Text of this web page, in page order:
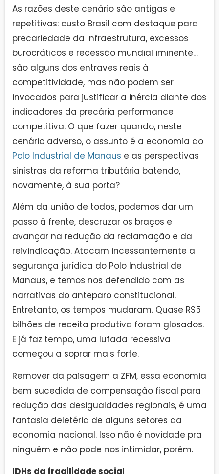
As razões deste cenário são antigas e
repetitivas: custo Brasil com destaque para
precariedade da infraestrutura, excessos
burocráticos e recessão mundial iminente…
são alguns dos entraves reais à
competitividade, mas não podem ser
invocados para justificar a inércia diante dos
indicadores da precária performance
competitiva. O que fazer quando, neste
cenário adverso, o assunto é a economia do
Polo Industrial de Manaus e as perspectivas
sinistras da reforma tributária batendo,
novamente, à sua porta?
Além da união de todos, podemos dar um
passo à frente, descruzar os braços e
avançar na redução da reclamação e da
reivindicação. Atacam incessantemente a
segurança jurídica do Polo Industrial de
Manaus, e temos nos defendido com as
narrativas do anteparo constitucional.
Entretanto, os tempos mudaram. Quase R$5
bilhões de receita produtiva foram glosados.
E já faz tempo, uma lufada recessiva
começou a soprar mais forte.
Remover da paisagem a ZFM, essa economia
bem sucedida de compensação fiscal para
redução das desigualdades regionais, é uma
fantasia deletéria de alguns setores da
economia nacional. Isso não é novidade pra
ninguém e não pode nos intimidar, porém.
IDHs da fragilidade social